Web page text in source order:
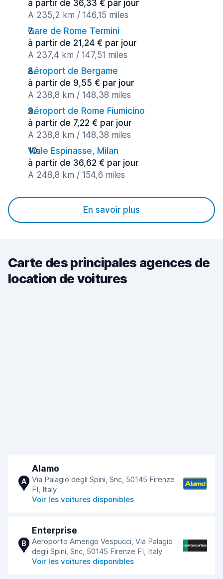
à partir de 36,33 € par jour
A 235,2 km / 146,15 miles
Gare de Rome Termini
à partir de 21,24 € par jour
A 237,4 km / 147,51 miles
Aéroport de Bergame
à partir de 9,55 € par jour
A 238,8 km / 148,38 miles
Aéroport de Rome Fiumicino
à partir de 7,22 € par jour
A 238,8 km / 148,38 miles
Viale Espinasse, Milan
à partir de 36,62 € par jour
A 248,8 km / 154,6 miles
En savoir plus
Carte des principales agences de
location de voitures
A
Alamo
Via Palagio degli Spini, Snc, 50145 Firenze
FI, Italy
Voir les voitures disponibles
B
Enterprise
Aeroporto Amerigo Vespucci, Via Palagio
degli Spini, Snc, 50145 Firenze FI, Italy
Voir les voitures disponibles